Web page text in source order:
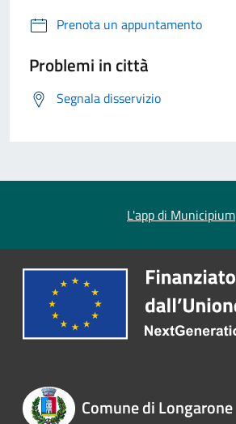
Prenota un appuntamento
Problemi in città
Segnala disservizio
L'app di Municipium
Comune di Longarone